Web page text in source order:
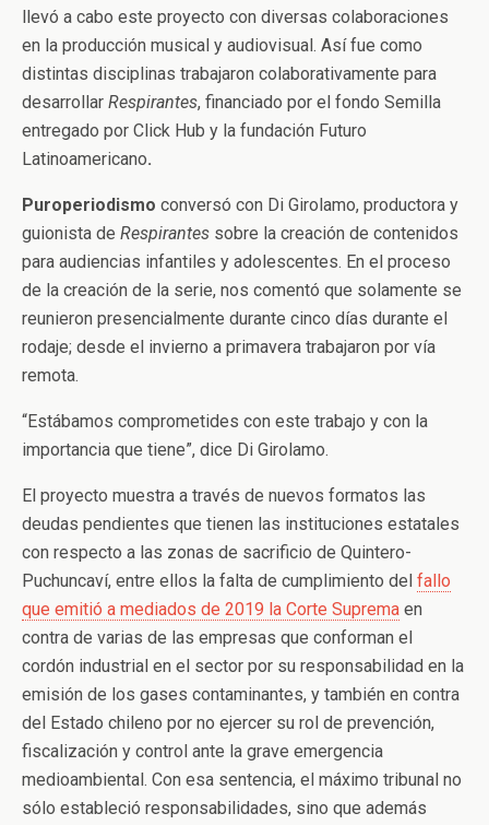
llevó a cabo este proyecto con diversas colaboraciones
en la producción musical y audiovisual. Así fue como
distintas disciplinas trabajaron colaborativamente para
desarrollar Respirantes, financiado por el fondo Semilla
entregado por Click Hub y la fundación Futuro
Latinoamericano.
Puroperiodismo conversó con Di Girolamo, productora y
guionista de Respirantes sobre la creación de contenidos
para audiencias infantiles y adolescentes. En el proceso
de la creación de la serie, nos comentó que solamente se
reunieron presencialmente durante cinco días durante el
rodaje; desde el invierno a primavera trabajaron por vía
remota.
“Estábamos comprometides con este trabajo y con la
importancia que tiene”, dice Di Girolamo.
El proyecto muestra a través de nuevos formatos las
deudas pendientes que tienen las instituciones estatales
con respecto a las zonas de sacrificio de Quintero-
Puchuncaví, entre ellos la falta de cumplimiento del fallo
que emitió a mediados de 2019 la Corte Suprema en
contra de varias de las empresas que conforman el
cordón industrial en el sector por su responsabilidad en la
emisión de los gases contaminantes, y también en contra
del Estado chileno por no ejercer su rol de prevención,
fiscalización y control ante la grave emergencia
medioambiental. Con esa sentencia, el máximo tribunal no
sólo estableció responsabilidades, sino que además